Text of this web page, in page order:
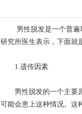
男性脱发是一个普遍现
研究所医生表示，下面就
1.遗传因素
男性脱发的一个主要原
可能会患上这种情况。这